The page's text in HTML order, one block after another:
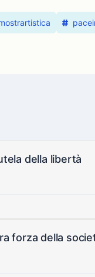
della libertà
forza della